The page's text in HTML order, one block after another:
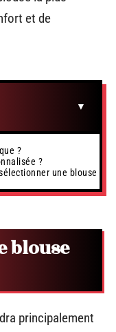
et de
?
?
une blouse
blouse
principalement